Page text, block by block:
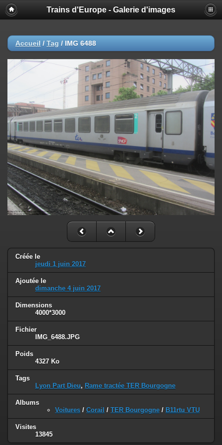
Trains d'Europe - Galerie d'images
Accueil / Tag / IMG 6488
Créée le
jeudi 1 juin 2017
Ajoutée le
dimanche 4 juin 2017
Dimensions
4000*3000
Fichier
IMG_6488.JPG
Poids
4327 Ko
Tags
Lyon Part Dieu, Rame tractée TER Bourgogne
Albums
Voitures / Corail / TER Bourgogne / B11rtu VTU
Visites
13845